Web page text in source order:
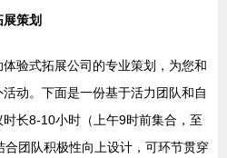
策划
验式拓展公司的专业策划，为您和
动。下面是一份基于活力团队和自
长8-10小时（上午9时前集合，至
团队积极性向上设计，可环节贯穿